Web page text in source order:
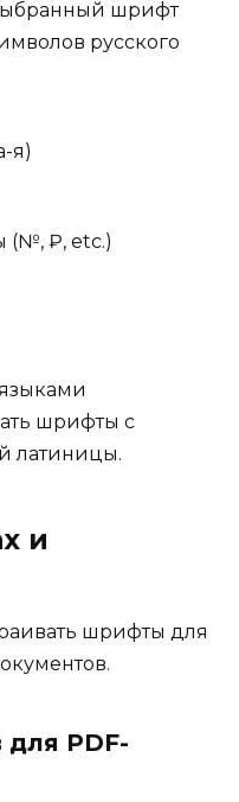
шрифт
русского
я)
(№, ₽, etc.)
шрифты с
латиницы.
и
шрифты для
PDF-